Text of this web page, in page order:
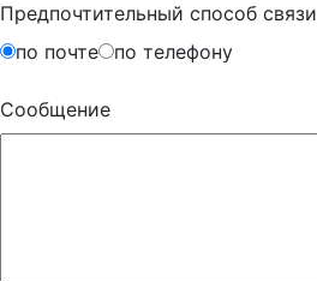
Предпочтительный способ связи
по почте
по телефону
Сообщение